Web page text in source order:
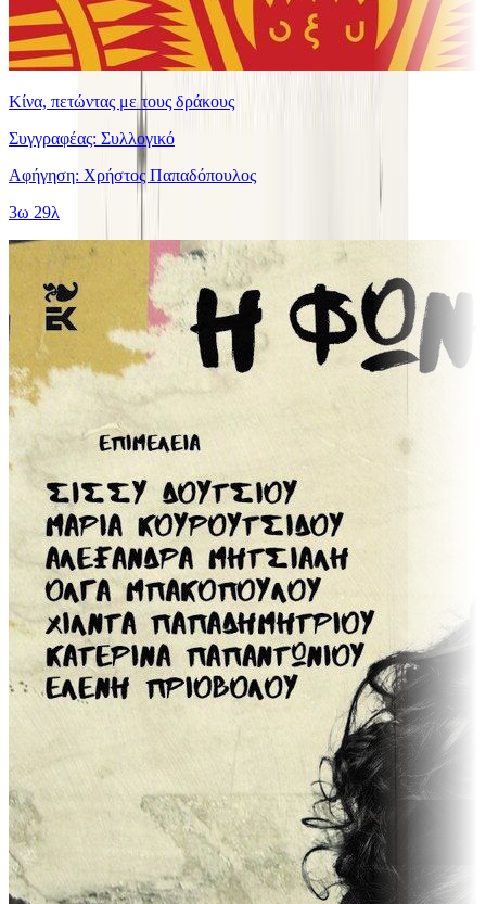
Κίνα, πετώντας με τους δράκους
Συγγραφέας: Συλλογικό
Αφήγηση: Χρήστος Παπαδόπουλος
3ω 29λ